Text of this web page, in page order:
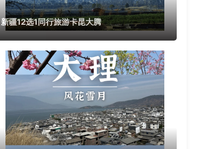
新疆12选1同行旅游卡昆大腾